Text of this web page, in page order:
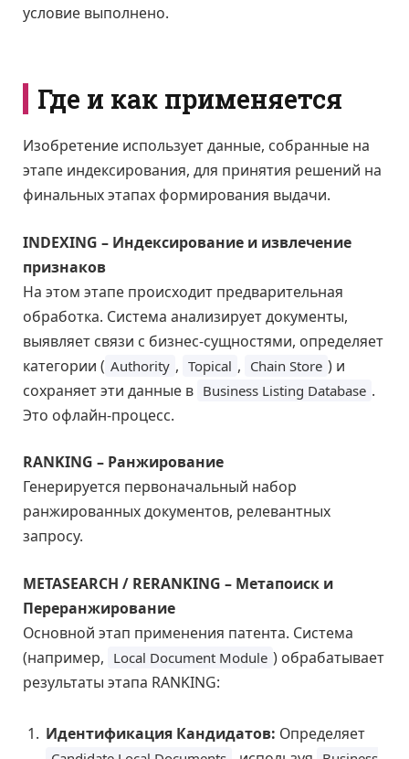
условие выполнено.
Где и как применяется
Изобретение использует данные, собранные на
этапе индексирования, для принятия решений на
финальных этапах формирования выдачи.
INDEXING – Индексирование и извлечение
признаков
На этом этапе происходит предварительная
обработка. Система анализирует документы,
выявляет связи с бизнес-сущностями, определяет
категории ( Authority , Topical , Chain Store ) и
сохраняет эти данные в Business Listing Database .
Это офлайн-процесс.
RANKING – Ранжирование
Генерируется первоначальный набор
ранжированных документов, релевантных
запросу.
METASEARCH / RERANKING – Метапоиск и
Переранжирование
Основной этап применения патента. Система
(например, Local Document Module ) обрабатывает
результаты этапа RANKING:
Идентификация Кандидатов: Определяет